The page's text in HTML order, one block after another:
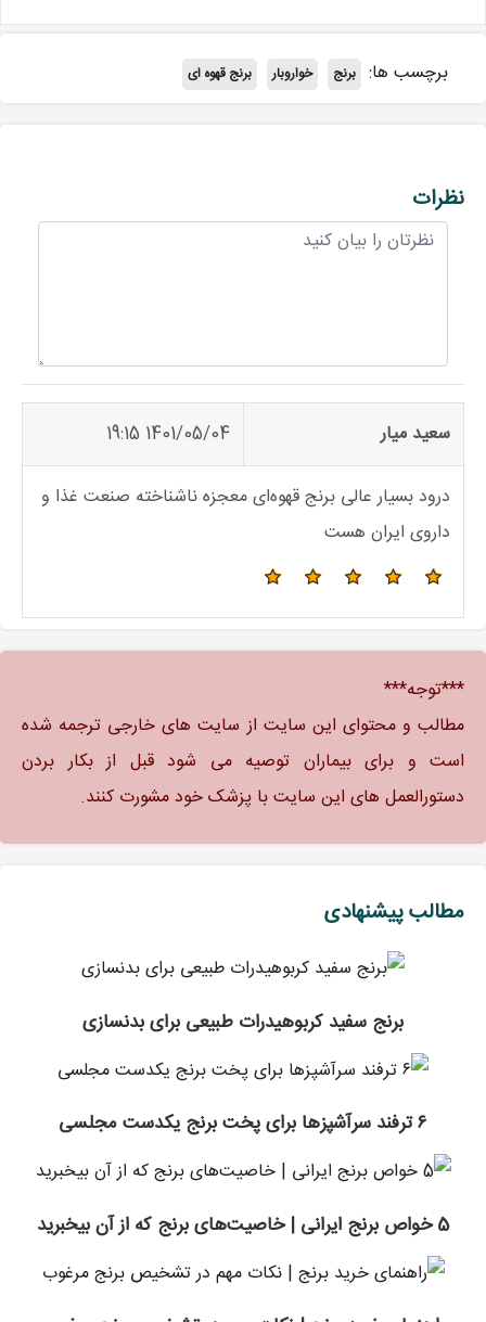
برچسب ها: برنج خواروبار برنج قهوه ای
نظرات
سعید میار 1401/05/04 19:15
درود بسیار عالی برنج قهوه‌ای معجزه ناشناخته صنعت غذا و
داروی ایران هست
***توجه***
مطالب و محتوای این سایت از سایت های خارجی ترجمه شده
است و برای بیماران توصیه می شود قبل از بکار بردن
دستورالعمل های این سایت با پزشک خود مشورت کنند.
مطالب پیشنهادی
برنج سفید کربوهیدرات طبیعی برای بدنسازی
۶ ترفند سرآشپزها برای پخت برنج یکدست مجلسی
5 خواص برنج ایرانی | خاصیت‎‌های برنج که از آن بی‎خبرید